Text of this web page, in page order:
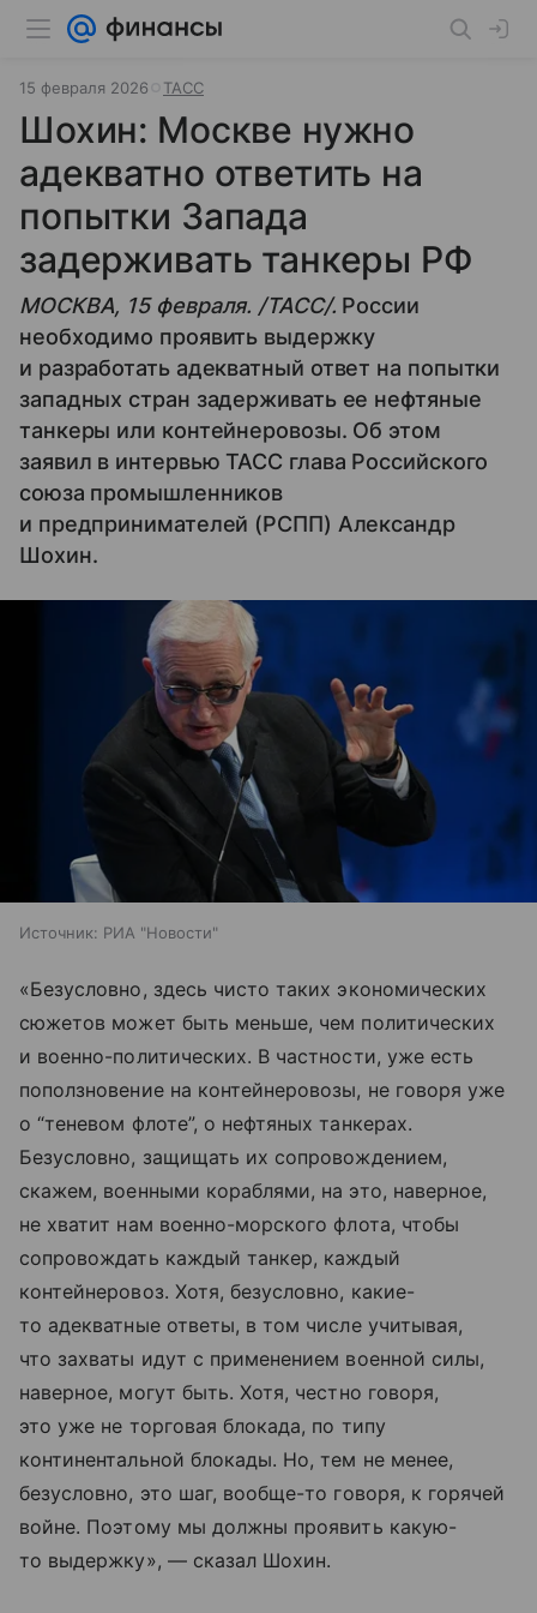
15 февраля 2026 ТАСС
Шохин: Москве нужно
адекватно ответить на
попытки Запада
задерживать танкеры РФ
МОСКВА, 15 февраля. /ТАСС/. России
необходимо проявить выдержку
и разработать адекватный ответ на попытки
западных стран задерживать ее нефтяные
танкеры или контейнеровозы. Об этом
заявил в интервью ТАСС глава Российского
союза промышленников
и предпринимателей (РСПП) Александр
Шохин.
Источник: РИА "Новости"
«Безусловно, здесь чисто таких экономических
сюжетов может быть меньше, чем политических
и военно-политических. В частности, уже есть
поползновение на контейнеровозы, не говоря уже
о “теневом флоте”, о нефтяных танкерах.
Безусловно, защищать их сопровождением,
скажем, военными кораблями, на это, наверное,
не хватит нам военно-морского флота, чтобы
сопровождать каждый танкер, каждый
контейнеровоз. Хотя, безусловно, какие-
то адекватные ответы, в том числе учитывая,
что захваты идут с применением военной силы,
наверное, могут быть. Хотя, честно говоря,
это уже не торговая блокада, по типу
континентальной блокады. Но, тем не менее,
безусловно, это шаг, вообще-то говоря, к горячей
войне. Поэтому мы должны проявить какую-
то выдержку», — сказал Шохин.